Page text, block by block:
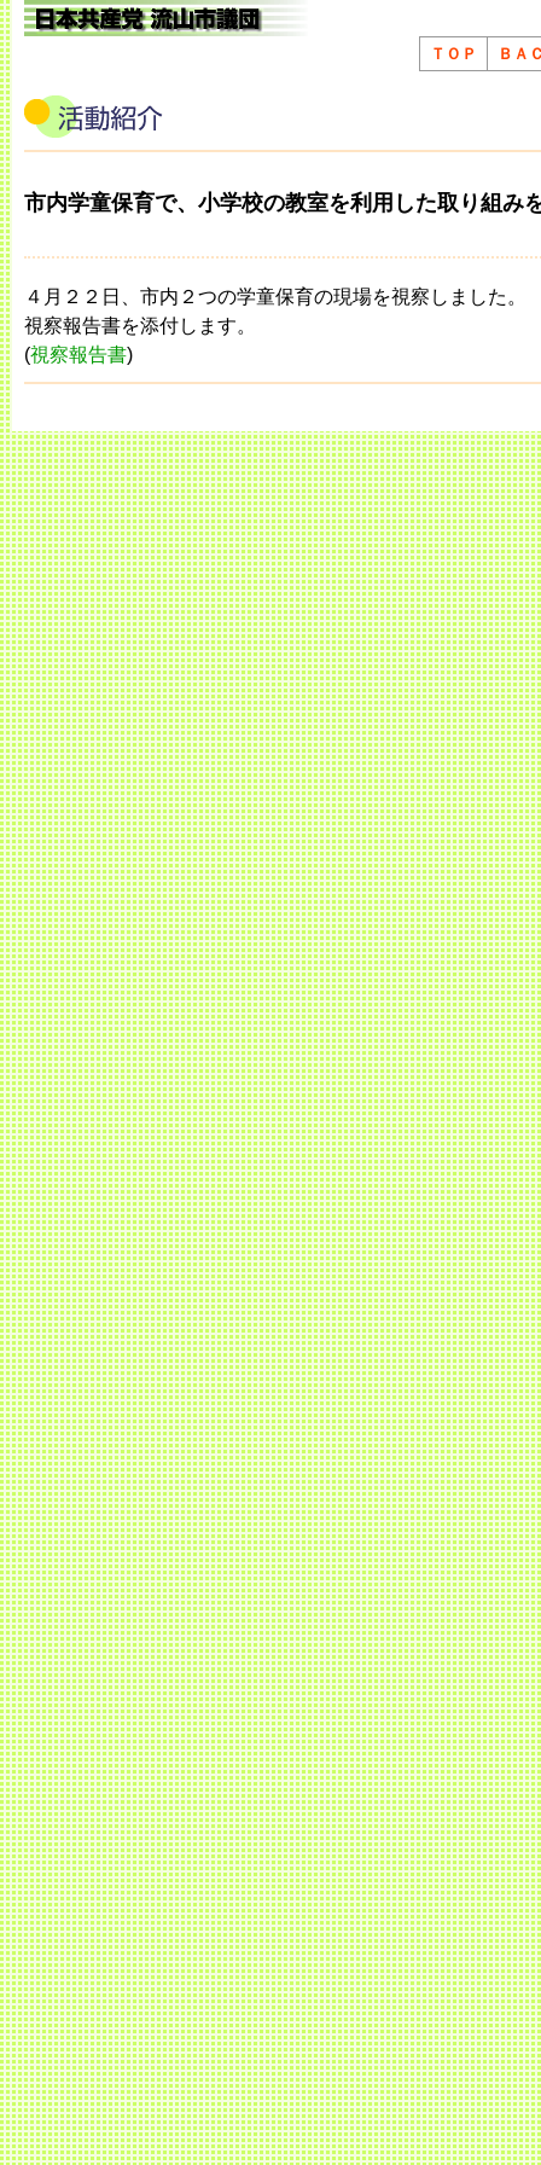
ＴＯＰ ＢＡ
市内学童保育で、小学校の教室を利用した取り組み
４月２２日、市内２つの学童保育の現場を視察しました。
視察報告書を添付します。
(視察報告書)